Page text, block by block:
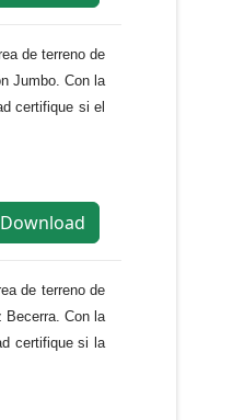
de terreno de
Jumbo. Con la
certifique si el
Download
de terreno de
Becerra. Con la
certifique si la